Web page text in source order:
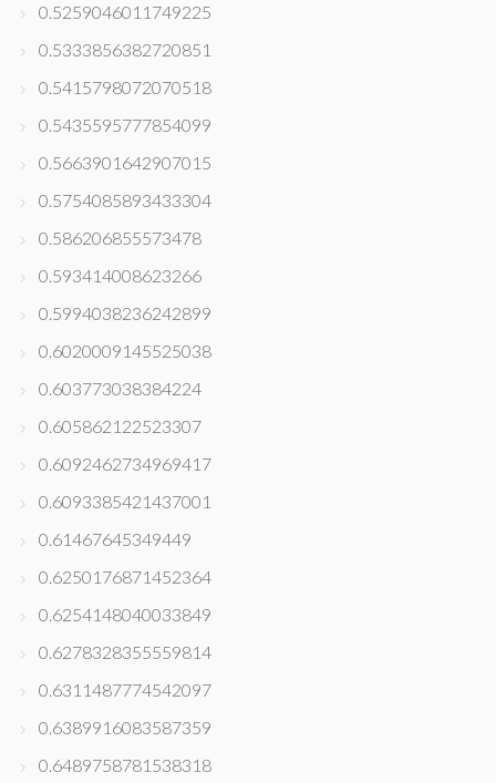
0.5259046011749225
0.5333856382720851
0.5415798072070518
0.5435595777854099
0.5663901642907015
0.5754085893433304
0.586206855573478
0.593414008623266
0.5994038236242899
0.6020009145525038
0.603773038384224
0.605862122523307
0.6092462734969417
0.6093385421437001
0.61467645349449
0.6250176871452364
0.6254148040033849
0.6278328355559814
0.6311487774542097
0.6389916083587359
0.6489758781538318